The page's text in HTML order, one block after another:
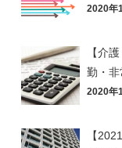
2020年
【介
勤・
2020年
【